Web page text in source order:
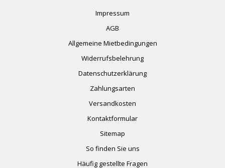
Impressum
AGB
Allgemeine Mietbedingungen
Widerrufsbelehrung
Datenschutzerklärung
Zahlungsarten
Versandkosten
Kontaktformular
Sitemap
So finden Sie uns
Häufig gestellte Fragen